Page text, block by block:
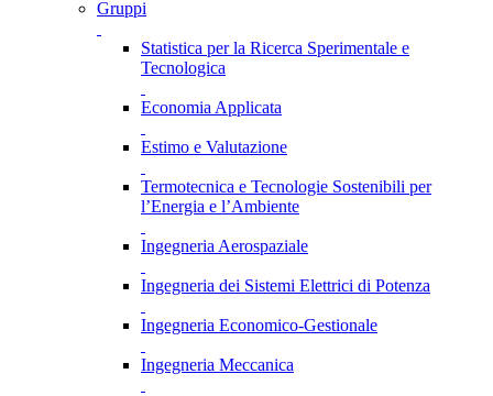
Gruppi
Statistica per la Ricerca Sperimentale e
Tecnologica
Economia Applicata
Estimo e Valutazione
Termotecnica e Tecnologie Sostenibili per
l’Energia e l’Ambiente
Ingegneria Aerospaziale
Ingegneria dei Sistemi Elettrici di Potenza
Ingegneria Economico-Gestionale
Ingegneria Meccanica